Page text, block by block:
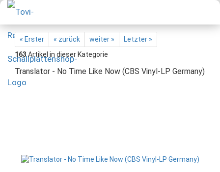
« Erster « zurück weiter »
Letzter »
163Artikel in dieser Kategorie
Translator - No Time Like Now (CBS Vinyl-LP Germany)